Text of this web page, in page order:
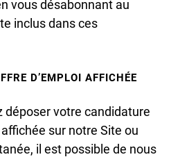
vous désabonnant au
inclus dans ces
D’EMPLOI AFFICHÉE
déposer votre candidature
sur notre Site ou
il est possible de nous